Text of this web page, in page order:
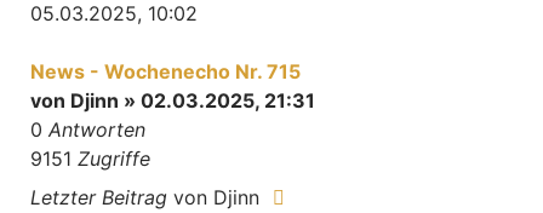
05.03.2025, 10:02
News - Wochenecho Nr. 715
von Djinn » 02.03.2025, 21:31
0 Antworten
9151 Zugriffe
Letzter Beitrag von Djinn